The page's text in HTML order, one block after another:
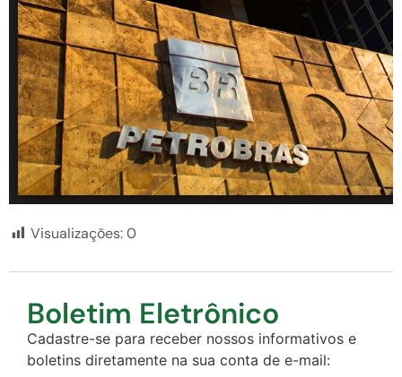
Visualizações:0
Boletim Eletrônico
Cadastre-se para receber nossos informativos e
boletins diretamente na sua conta de e-mail: